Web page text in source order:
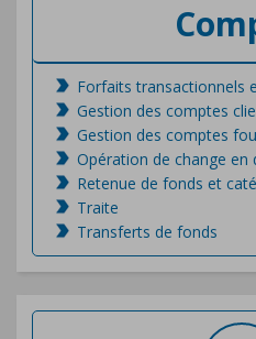
Forfaits transactionnels
Gestion des comptes
Gestion des comptes
Opération de change en
Retenue de fonds et
Traite
Transferts de fonds